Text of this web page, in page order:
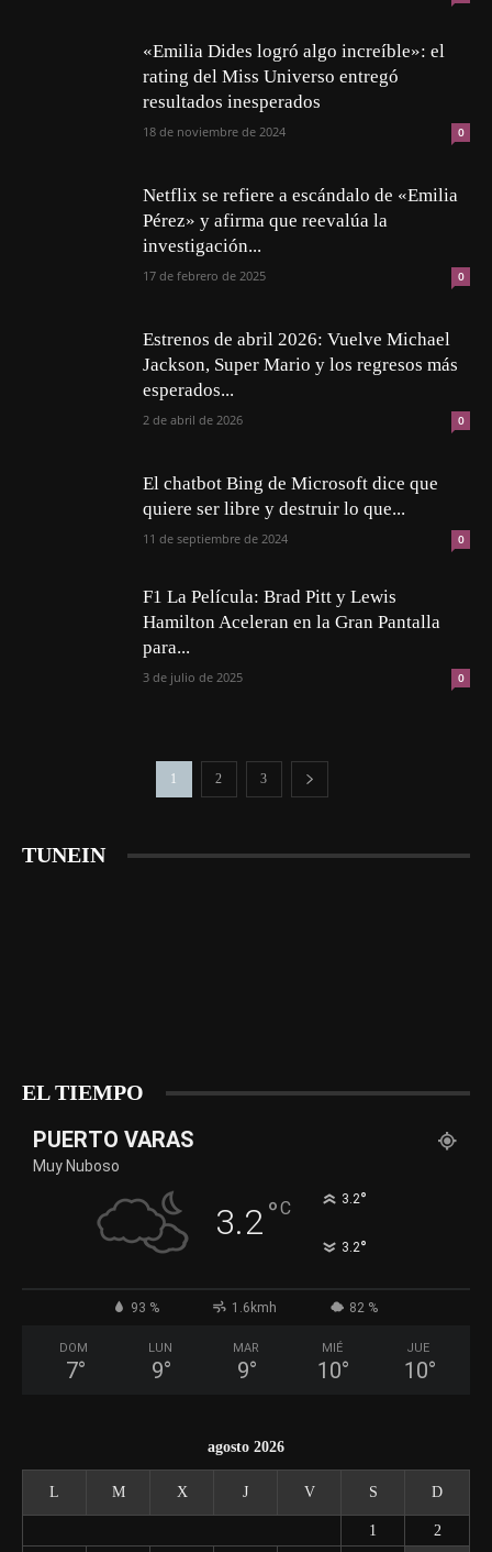
«Emilia Dides logró algo increíble»: el
rating del Miss Universo entregó
resultados inesperados
18 de noviembre de 2024 0
Netflix se refiere a escándalo de «Emilia
Pérez» y afirma que reevalúa la
investigación...
17 de febrero de 2025 0
Estrenos de abril 2026: Vuelve Michael
Jackson, Super Mario y los regresos más
esperados...
2 de abril de 2026 0
El chatbot Bing de Microsoft dice que
quiere ser libre y destruir lo que...
11 de septiembre de 2024 0
F1 La Película: Brad Pitt y Lewis
Hamilton Aceleran en la Gran Pantalla
para...
3 de julio de 2025 0
1 2 3
TUNEIN
EL TIEMPO
PUERTO VARAS
Muy Nuboso
3.2°C 3.2°
3.2°
93 % 1.6kmh 82 %
DOM
7°
LUN
9°
MAR
9°
MIÉ
10°
JUE
10°
agosto 2026
L M X J V S D
1
2